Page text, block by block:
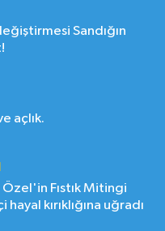
Sandığın
açlık.
Fıstık Mitingi
kırıklığına uğradı